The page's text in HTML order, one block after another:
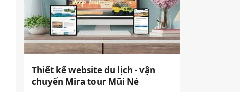
Thiết kế website du lịch - vận
chuyển Mira tour Mũi Né